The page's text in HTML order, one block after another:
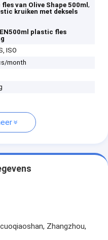
van Olive Shape 500ml,
kruiken met deksels
plastic fles
ISO
month
Zhangzhou,